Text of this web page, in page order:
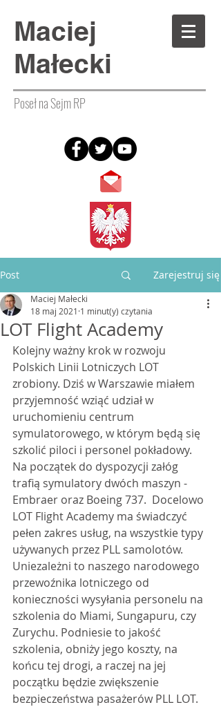
Maciej
Małecki
Poseł na Sejm RP
Post Zarejestruj się
LOT Flight Academy
Maciej Małecki
18 maj 2021 1 minut(y) czytania
Kolejny ważny krok w rozwoju
Polskich Linii Lotniczych LOT
zrobiony. Dziś w Warszawie miałem
przyjemność wziąć udział w
uruchomieniu centrum
symulatorowego, w którym będą się
szkolić piloci i personel pokładowy.
Na początek do dyspozycji załóg
trafią symulatory dwóch maszyn -
Embraer oraz Boeing 737.  Docelowo
LOT Flight Academy ma świadczyć
pełen zakres usług, na wszystkie typy
używanych przez PLL samolotów.
Uniezależni to naszego narodowego
przewoźnika lotniczego od
konieczności wysyłania personelu na
szkolenia do Miami, Sungapuru, czy
Zurychu. Podniesie to jakość
szkolenia, obniży jego koszty, na
końcu tej drogi, a raczej na jej
początku będzie zwiększenie
bezpieczeństwa pasażerów PLL LOT.